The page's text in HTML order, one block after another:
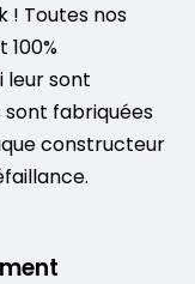
! Toutes nos
leur sont
sont fabriquées
constructeur